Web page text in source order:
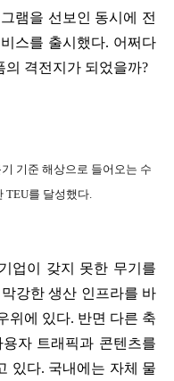
램을 선보인 동시에 전
스를 출시했다. 어쩌다
의 격전지가 되었을까?
기준 해상으로 들어오는 수
TEU를 달성했다.
업이 갖지 못한 무기를
강한 생산 인프라를 바
위에 있다. 반면 다른 축
자 트래픽과 콘텐츠를
있다. 국내에는 자체 물